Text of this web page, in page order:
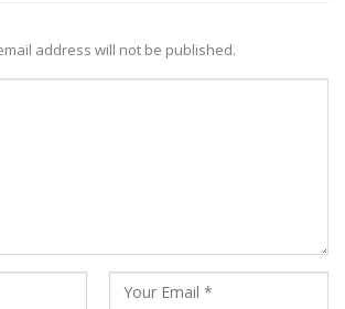
address will not be published.